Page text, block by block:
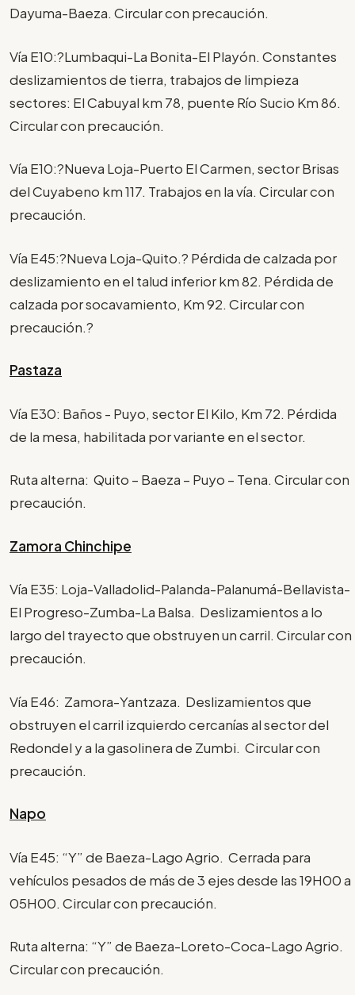
Dayuma-Baeza. Circular con precaución.
Vía E10:?Lumbaqui-La Bonita-El Playón. Constantes
deslizamientos de tierra, trabajos de limpieza
sectores: El Cabuyal km 78, puente Río Sucio Km 86.
Circular con precaución.
Vía E10:?Nueva Loja-Puerto El Carmen, sector Brisas
del Cuyabeno km 117. Trabajos en la vía. Circular con
precaución.
Vía E45:?Nueva Loja-Quito.? Pérdida de calzada por
deslizamiento en el talud inferior km 82. Pérdida de
calzada por socavamiento, Km 92. Circular con
precaución.?
Pastaza
Vía E30: Baños - Puyo, sector El Kilo, Km 72. Pérdida
de la mesa, habilitada por variante en el sector.
Ruta alterna: Quito – Baeza – Puyo – Tena. Circular con
precaución.
Zamora Chinchipe
Vía E35: Loja-Valladolid-Palanda-Palanumá-Bellavista-
El Progreso-Zumba-La Balsa. Deslizamientos a lo
largo del trayecto que obstruyen un carril. Circular con
precaución.
Vía E46: Zamora-Yantzaza. Deslizamientos que
obstruyen el carril izquierdo cercanías al sector del
Redondel y a la gasolinera de Zumbi. Circular con
precaución.
Napo
Vía E45: “Y” de Baeza-Lago Agrio. Cerrada para
vehículos pesados de más de 3 ejes desde las 19H00 a
05H00. Circular con precaución.
Ruta alterna: “Y” de Baeza-Loreto-Coca-Lago Agrio.
Circular con precaución.